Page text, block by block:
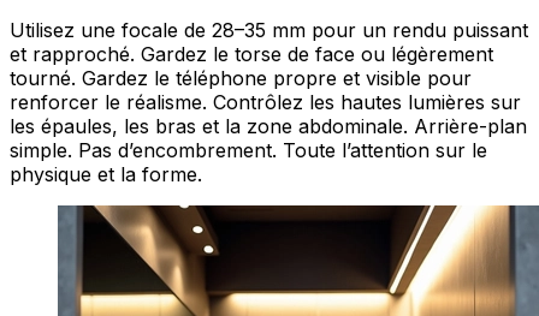
Utilisez une focale de 28–35 mm pour un rendu puissant
et rapproché. Gardez le torse de face ou légèrement
tourné. Gardez le téléphone propre et visible pour
renforcer le réalisme. Contrôlez les hautes lumières sur
les épaules, les bras et la zone abdominale. Arrière-plan
simple. Pas d’encombrement. Toute l’attention sur le
physique et la forme.